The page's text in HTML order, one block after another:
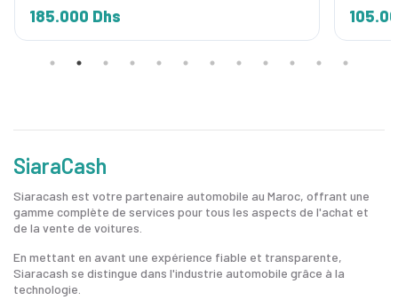
185.000 Dhs
SiaraCash
Siaracash est votre partenaire automobile au Maroc, offrant une
gamme complète de services pour tous les aspects de l'achat et
de la vente de voitures.
En mettant en avant une expérience fiable et transparente,
Siaracash se distingue dans l'industrie automobile grâce à la
technologie.